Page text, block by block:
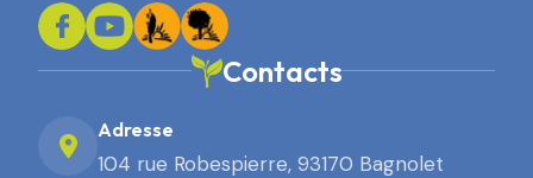
Contacts
Adresse
104 rue Robespierre, 93170 Bagnolet